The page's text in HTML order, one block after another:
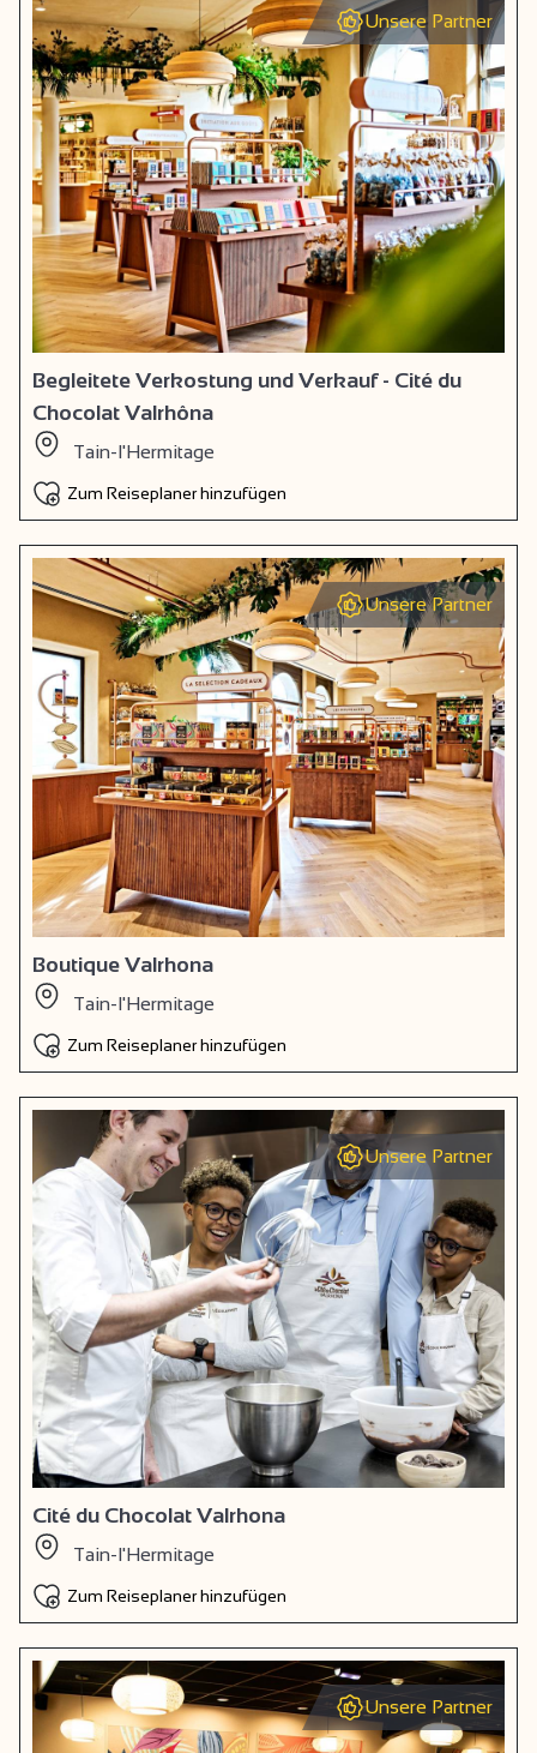
Unsere Partner
Begleitete Verkostung und Verkauf - Cité du
Chocolat Valrhôna
Tain-l'Hermitage
Zum Reiseplaner hinzufügen
Unsere Partner
Boutique Valrhona
Tain-l'Hermitage
Zum Reiseplaner hinzufügen
Unsere Partner
Cité du Chocolat Valrhona
Tain-l'Hermitage
Zum Reiseplaner hinzufügen
Unsere Partner